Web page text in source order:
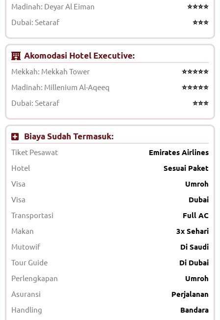
Madinah: Deyar Al Eiman ⭐⭐⭐⭐
Dubai: Setaraf ⭐⭐⭐
Akomodasi Hotel Executive:
Mekkah: Mekkah Tower ⭐⭐⭐⭐⭐
Madinah: Millenium Al-Aqeeq ⭐⭐⭐⭐⭐
Dubai: Setaraf ⭐⭐⭐
Biaya Sudah Termasuk:
Tiket Pesawat Emirates Airlines
Hotel Sesuai Paket
Visa Umroh
Visa Dubai
Transportasi Full AC
Makan 3x Sehari
Mutowif Di Saudi
Tour Guide Di Dubai
Perlengkapan Umroh
Asuransi Perjalanan
Handling Bandara